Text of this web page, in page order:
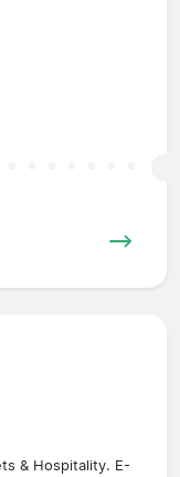
& Hospitality. E-